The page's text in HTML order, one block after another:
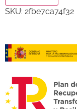
SKU: 2fbe7ca74f32